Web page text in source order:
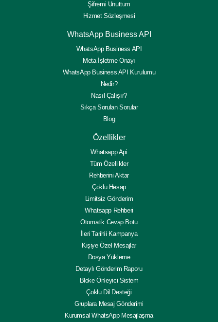
Şifremi Unuttum
Hizmet Sözleşmesi
WhatsApp Business API
WhatsApp Business API
Meta İşletme Onayı
WhatsApp Business API Kurulumu
Nedir?
Nasıl Çalışır?
Sıkça Sorulan Sorular
Blog
Özellikler
Whatsapp Api
Tüm Özellikler
Rehberini Aktar
Çoklu Hesap
Limitsiz Gönderim
Whatsapp Rehberi
Otomatik Cevap Botu
İleri Tarihli Kampanya
Kişiye Özel Mesajlar
Dosya Yükleme
Detaylı Gönderim Raporu
Bloke Önleyici Sistem
Çoklu Dil Desteği
Gruplara Mesaj Gönderimi
Kurumsal WhatsApp Mesajlaşma